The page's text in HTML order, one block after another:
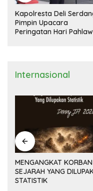
Kapolresta Deli
Pimpin Upacara
Peringatan Hari
Internasional
MENGANGKAT KORBAN
SEJARAH YANG
STATISTIK